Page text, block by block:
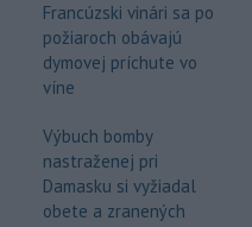
Francúzski vinári sa po
požiaroch obávajú
dymovej príchute vo
víne
Výbuch bomby
nastraženej pri
Damasku si vyžiadal
obete a zranených